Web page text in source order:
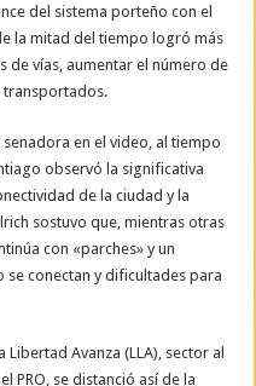
del sistema porteño con el
la mitad del tiempo logró más
de vías, aumentar el número de
transportados.
en el video, al tiempo
observó la significativa
de la ciudad y la
sostuvo que, mientras otras
con «parches» y un
se conectan y dificultades para
Avanza (LLA), sector al
PRO, se distanció así de la